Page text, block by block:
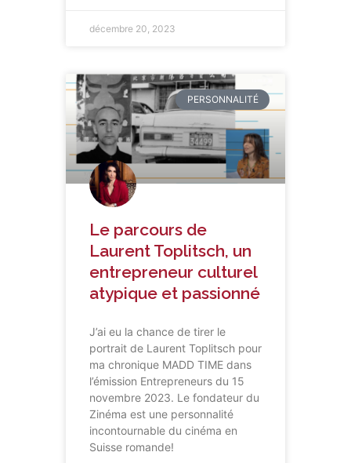
décembre 20, 2023
PERSONNALITÉ
Le parcours de
Laurent Toplitsch, un
entrepreneur culturel
atypique et passionné
J’ai eu la chance de tirer le
portrait de Laurent Toplitsch pour
ma chronique MADD TIME dans
l’émission Entrepreneurs du 15
novembre 2023. Le fondateur du
Zinéma est une personnalité
incontournable du cinéma en
Suisse romande!